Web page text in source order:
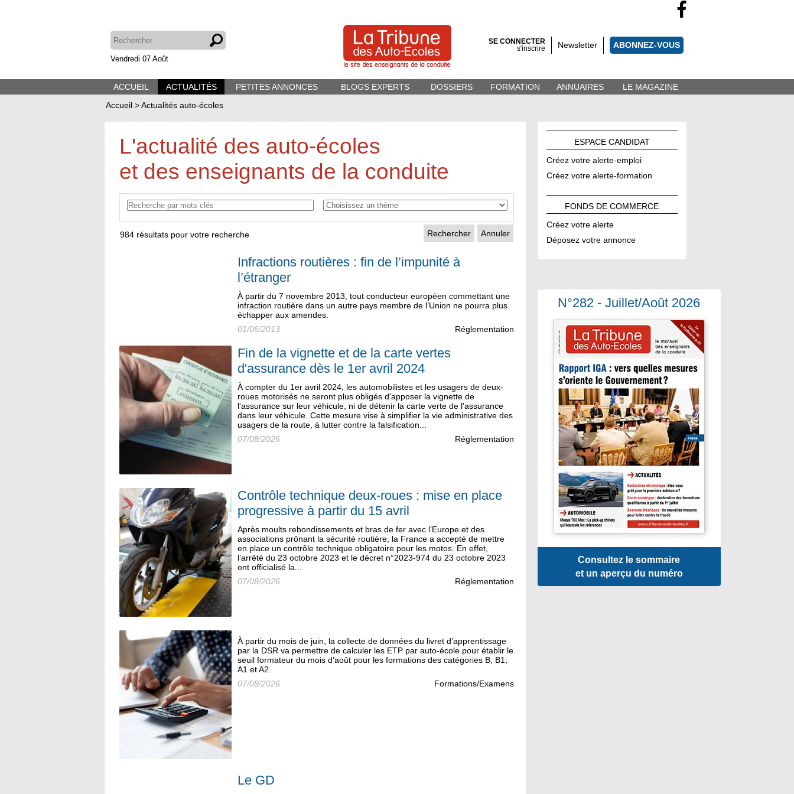
Vendredi 07 Août
SE CONNECTER
s'inscrire
Newsletter ABONNEZ-VOUS
ACCUEIL ACTUALITÉS PETITES ANNONCES BLOGS EXPERTS DOSSIERS FORMATION ANNUAIRES
LE MAGAZINE
Accueil >Actualités auto-écoles
ESPACE CANDIDAT
Créez votre alerte-emploi
Créez votre alerte-formation
FONDS DECOMMERCE
Créez votre alerte
Déposez votre annonce
N°282 - Juillet/Août 2026
Consultez le sommaire
et un aperçu du numéro
L'actualité des auto-écoles
et des enseignants de la conduite
Annuler
984 résultats pour votre recherche
Infractions routières : fin de l’impunité à
l’étranger
À partir du 7 novembre 2013, tout conducteur européen commettant une
infraction routière dans un autre pays membre de l’Union ne pourra plus
échapper aux amendes.
01/06/2013
Réglementation
Fin de la vignette et de la carte vertes
d'assurance dès le 1er avril 2024
À compter du 1er avril 2024, les automobilistes et les usagers de deux-
roues motorisés ne seront plus obligés d'apposer la vignette de
l'assurance sur leur véhicule, ni de détenir la carte verte de l'assurance
dans leur véhicule. Cette mesure vise à simplifier la vie administrative des
usagers de la route, à lutter contre la falsification...
07/08/2026
Réglementation
Contrôle technique deux-roues : mise en place
progressive à partir du 15 avril
Après moults rebondissements et bras de fer avec l’Europe et des
associations prônant la sécurité routière, la France a accepté de mettre
en place un contrôle technique obligatoire pour les motos. En effet,
l’arrêté du 23 octobre 2023 et le décret n°2023-974 du 23 octobre 2023
ont officialisé la...
07/08/2026
Réglementation
À partir du mois de juin, la collecte de données du livret d’apprentissage
par la DSR va permettre de calculer les ETP par auto-école pour établir le
seuil formateur du mois d’août pour les formations des catégories B, B1,
A1 et A2.
07/08/2026
Formations/Examens
Le GD